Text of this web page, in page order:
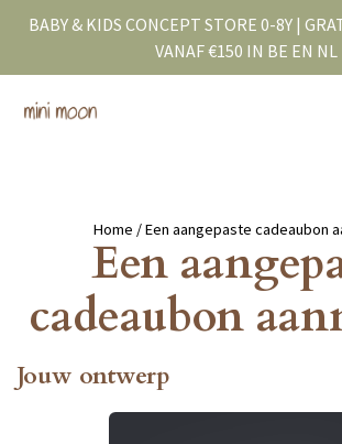
BABY & KIDS CONCEPT STORE 0-8Y |
VANAF €150 IN BE EN NL
Home / Een aangepaste cadeaubon
Een
cadeaubon
Jouw ontwerp